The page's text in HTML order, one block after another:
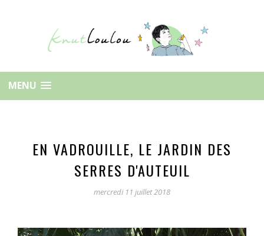
MENU
EN VADROUILLE, LE JARDIN DES
SERRES D'AUTEUIL
mercredi 11 juillet 2018